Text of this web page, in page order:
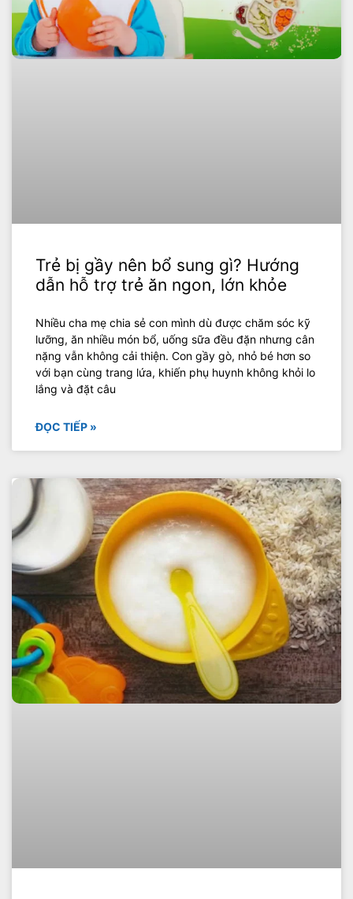
Trẻ bị gầy nên bổ sung gì? Hướng
dẫn hỗ trợ trẻ ăn ngon, lớn khỏe
Nhiều cha mẹ chia sẻ con mình dù được chăm sóc kỹ
lưỡng, ăn nhiều món bổ, uống sữa đều đặn nhưng cân
nặng vẫn không cải thiện. Con gầy gò, nhỏ bé hơn so
với bạn cùng trang lứa, khiến phụ huynh không khỏi lo
lắng và đặt câu
ĐỌC TIẾP »